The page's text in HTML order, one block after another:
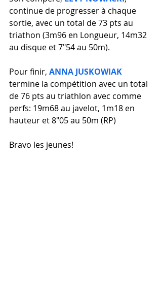
continue de progresser à chaque
sortie, avec un total de 73 pts au
triathon (3m96 en Longueur, 14m32
au disque et 7"54 au 50m).
Pour finir, ANNA JUSKOWIAK
termine la compétition avec un total
de 76 pts au triathlon avec comme
perfs: 19m68 au javelot, 1m18 en
hauteur et 8"05 au 50m (RP)
Bravo les jeunes!